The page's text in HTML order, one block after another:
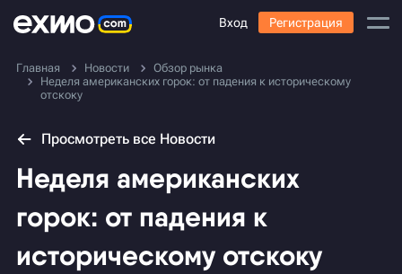
Вход Регистрация
Главная Новости
Обзор рынка
Неделя американских горок: от падения к историческому
отскоку
Просмотреть все Новости
Неделя американских
горок: от падения к
историческому отскоку